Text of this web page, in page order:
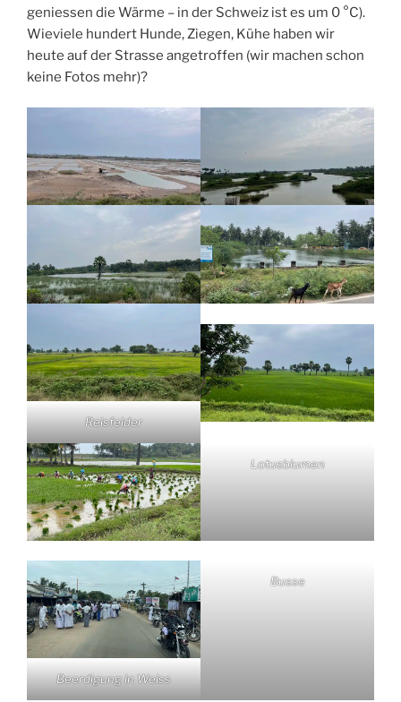
geniessen die Wärme – in der Schweiz ist es um 0 °C).
Wieviele hundert Hunde, Ziegen, Kühe haben wir
heute auf der Strasse angetroffen (wir machen schon
keine Fotos mehr)?
Reisfelder
Lotusblumen
Beerdigung in Weiss
Busse